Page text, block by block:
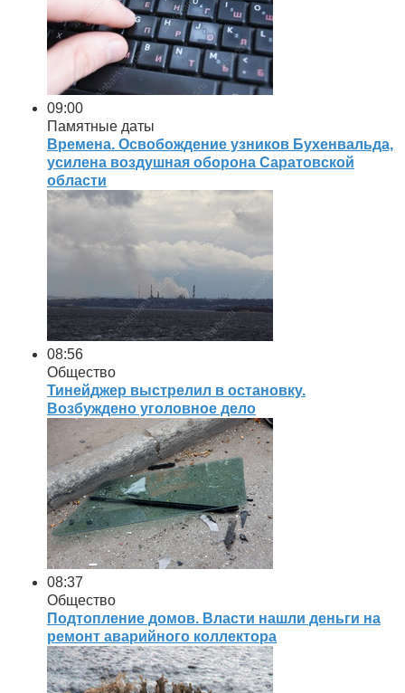
09:00
Памятные даты
Времена. Освобождение узников Бухенвальда,
усилена воздушная оборона Саратовской
области
08:56
Общество
Тинейджер выстрелил в остановку.
Возбуждено уголовное дело
08:37
Общество
Подтопление домов. Власти нашли деньги на
ремонт аварийного коллектора